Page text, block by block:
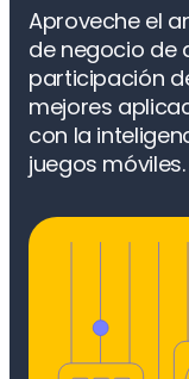
Aproveche el
de negocio de
participación
mejores
con la
juegos móviles.